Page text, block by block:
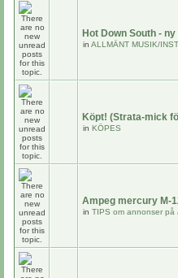
Hot Down South -
in ALLMÄNT MUSIK/
Köpt! (Strata-mick
in KÖPES
Ampeg mercury M-
in TIPS om annonser på